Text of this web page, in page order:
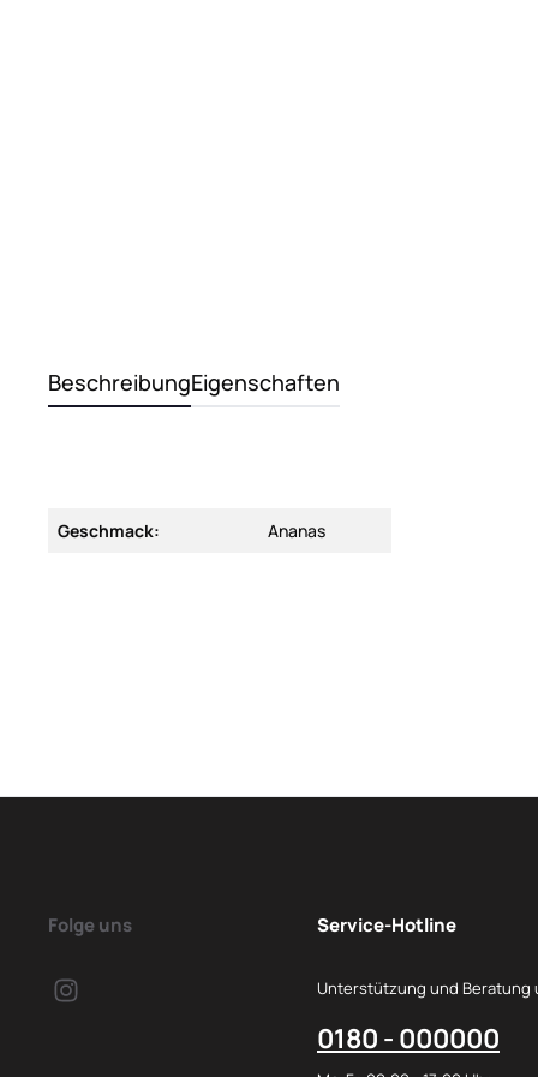
BeschreibungEigenschaften
Geschmack: Ananas
Folge uns Service-Hotline
Unterstützung und Beratung
0180 - 000000